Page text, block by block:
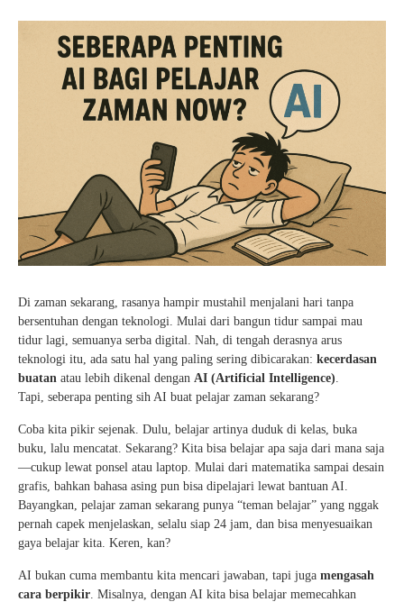
Link Pendaftaran
Kartu Tes PMBM
Di zaman sekarang, rasanya hampir mustahil menjalani hari tanpa
bersentuhan dengan teknologi. Mulai dari bangun tidur sampai mau
tidur lagi, semuanya serba digital. Nah, di tengah derasnya arus
teknologi itu, ada satu hal yang paling sering dibicarakan: kecerdasan
buatan atau lebih dikenal dengan AI (Artificial Intelligence)
Tapi, seberapa penting sih AI buat pelajar zaman sekarang?
Coba kita pikir sejenak. Dulu, belajar artinya duduk di kelas, buka
buku, lalu mencatat. Sekarang? Kita bisa belajar apa saja dari mana saja
—cukup lewat ponsel atau laptop. Mulai dari matematika sampai desain
grafis, bahkan bahasa asing pun bisa dipelajari lewat bantuan AI.
Bayangkan, pelajar zaman sekarang punya “teman belajar” yang nggak
pernah capek menjelaskan, selalu siap 24 jam, dan bisa menyesuaikan
gaya belajar kita. Keren, kan?
AI bukan cuma membantu kita mencari jawaban, tapi juga mengasah
cara berpikir . Misalnya, dengan AI kita bisa belajar memecahkan